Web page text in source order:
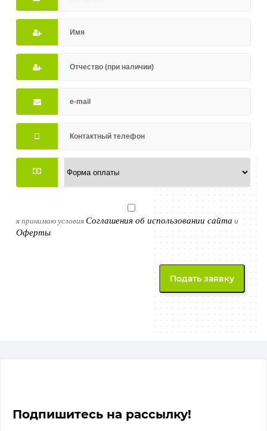
я принимаю условияСоглашения об использовании сайта и
Оферты
Подпишитесь на рассылку!